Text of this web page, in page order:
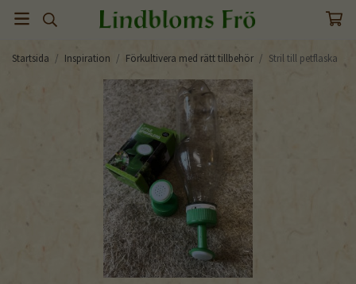
Startsida / Inspiration / Förkultivera med rätt tillbehör / Stril till petflaska